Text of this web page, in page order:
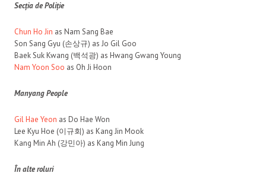
Secția de Poliție
Chun Ho Jin as Nam Sang Bae
Son Sang Gyu (손상규) as Jo Gil Goo
Baek Suk Kwang (백석광) as Hwang Gwang Young
Nam Yoon Soo as Oh Ji Hoon
Manyang People
Gil Hae Yeon as Do Hae Won
Lee Kyu Hoe (이규회) as Kang Jin Mook
Kang Min Ah (강민아) as Kang Min Jung
În alte roluri